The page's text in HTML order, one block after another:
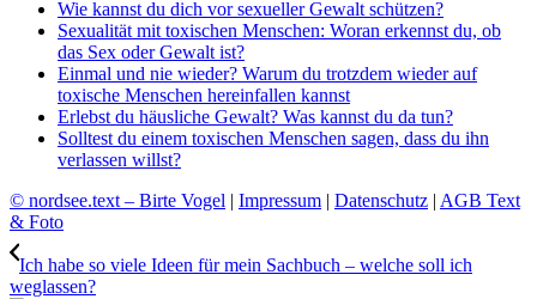
Wie kannst du dich vor sexueller Gewalt schützen?
Sexualität mit toxischen Menschen: Woran erkennst du, ob
das Sex oder Gewalt ist?
Einmal und nie wieder? Warum du trotzdem wieder auf
toxische Menschen hereinfallen kannst
Erlebst du häusliche Gewalt? Was kannst du da tun?
Solltest du einem toxischen Menschen sagen, dass du ihn
verlassen willst?
© nordsee.text – Birte Vogel | Impressum | Datenschutz | AGB Text
& Foto
Ich habe so viele Ideen für mein Sachbuch – welche soll ich
weglassen?